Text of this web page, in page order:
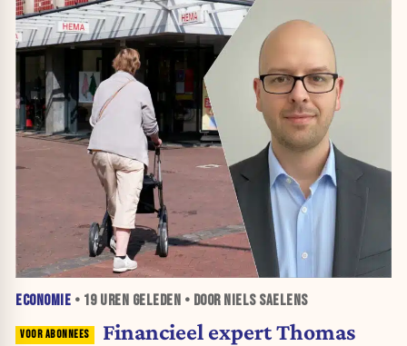
ECONOMIE • 19 UREN GELEDEN • DOOR NIELS SAELENS
Financieel expert Thomas